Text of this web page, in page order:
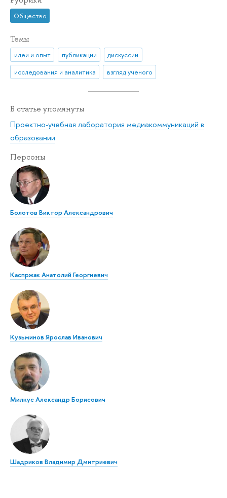
Общество
Темы
идеи и опыт публикации
дискуссии
исследования и аналитика
взгляд ученого
В статье упомянуты
Проектно-учебная лаборатория медиакоммуникаций в
образовании
Персоны
Болотов Виктор Александрович
Каспржак Анатолий Георгиевич
Кузьминов Ярослав Иванович
Милкус Александр Борисович
Шадриков Владимир Дмитриевич